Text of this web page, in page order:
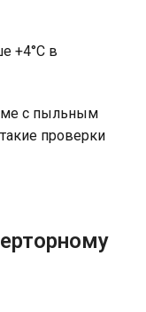
+4°C в
с пыльным
проверки